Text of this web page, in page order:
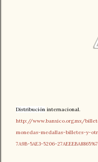
Distribución internacional.
http://www.banxico.org.mx/
monedas-medallas-billetes-y-
7A9B-5AE3-5206-